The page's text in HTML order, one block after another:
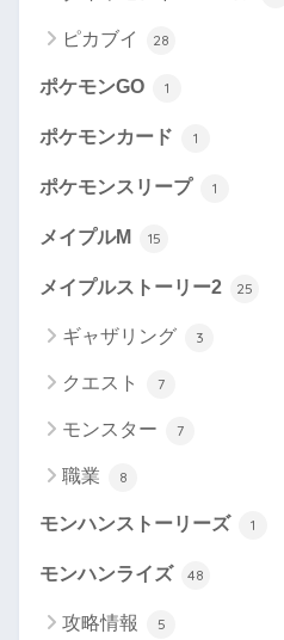
ピカブイ 28
ポケモンGO 1
ポケモンカード 1
ポケモンスリープ 1
メイプルM 15
メイプルストーリー2 25
ギャザリング 3
クエスト 7
モンスター 7
職業 8
モンハンストーリーズ 1
モンハンライズ 48
攻略情報 5